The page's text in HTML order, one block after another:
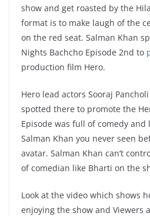
show and get roasted by the
format is to make laugh of the
on the red seat. Salman Khan
Nights Bachcho Episode 2nd to
production film Hero.
Hero lead actors Sooraj
spotted there to promote the
Episode was full of comedy
Salman Khan you never seen
avatar. Salman Khan can’t
of comedian like Bharti on the
Look at the video which shows
enjoying the show and Viewers